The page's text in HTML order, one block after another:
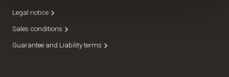
Legal notice
Sales conditions
Guarantee and Liability terms